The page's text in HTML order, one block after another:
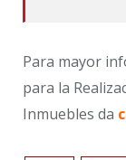
Para mayor
para la
Inmuebles da